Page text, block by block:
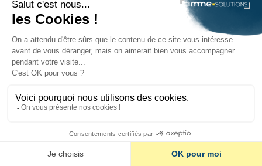
VOLVO
Manitou
Toyota
McCloskey
Lindner Recyclingtech
EmiControls
Autres partenaires
Politique de confidentialité
Plan du site
Politique en matière de cookies (UE)
© 2026 Groupe CIMME. Tous droits reservés